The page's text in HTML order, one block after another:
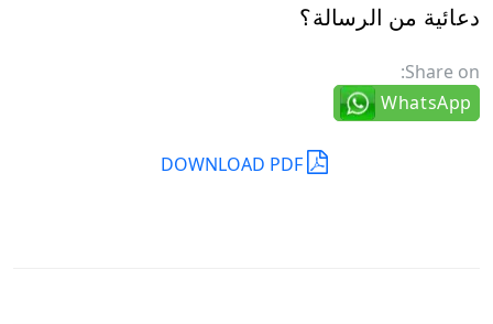
دعائية من الرسالة؟
Share on:
WhatsApp
DOWNLOAD PDF